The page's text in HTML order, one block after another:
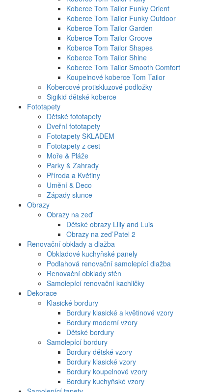
Koberce Tom Tailor Funky Orient
Koberce Tom Tailor Funky Outdoor
Koberce Tom Tailor Garden
Koberce Tom Tailor Groove
Koberce Tom Tailor Shapes
Koberce Tom Tailor Shine
Koberce Tom Tailor Smooth Comfort
Koupelnové koberce Tom Tailor
Kobercové protiskluzové podložky
Sigikid dětské koberce
Fototapety
Dětské fototapety
Dveřní fototapety
Fototapety SKLADEM
Fototapety z cest
Moře & Pláže
Parky & Zahrady
Příroda a Květiny
Umění & Deco
Západy slunce
Obrazy
Obrazy na zeď
Dětské obrazy Lilly and Luis
Obrazy na zeď Patel 2
Renovační obklady a dlažba
Obkladové kuchyňské panely
Podlahová renovační samolepící dlažba
Renovační obklady stěn
Samolepící renovační kachličky
Dekorace
Klasické bordury
Bordury klasické a květinové vzory
Bordury moderní vzory
Dětské bordury
Samolepící bordury
Bordury dětské vzory
Bordury klasické vzory
Bordury koupelnové vzory
Bordury kuchyňské vzory